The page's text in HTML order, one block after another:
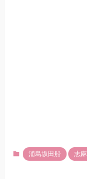
浦島坂田船 志麻